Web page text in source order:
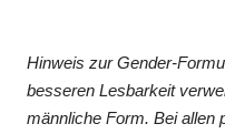
Hinweis zur Gender-
besseren Lesbarkeit
männliche Form. Bei allen